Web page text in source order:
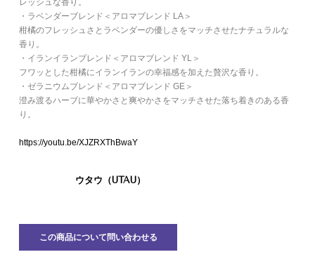
・ラベンダーブレンド＜アロマブレンド LA＞
柑橘のフレッシュさとラベンダーの優しさをマッチさせたナチュラルな
香り。
・イランイランブレンド＜アロマブレンド YL＞
フワッとした柑橘にイランイランの幸福感を加えた贅沢な香り。
・ゼラニウムブレンド＜アロマブレンド GE＞
澄み渡るハーブに華やかさと爽やかさをマッチさせた落ち着きのある香
り。
https://youtu.be/XJZRXThBwaY
ウタウ（UTAU）
この商品について問い合わせる